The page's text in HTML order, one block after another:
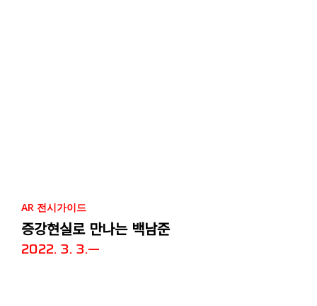
AR 전시가이드
증강현실로 만나는 백남준
2022. 3. 3.—